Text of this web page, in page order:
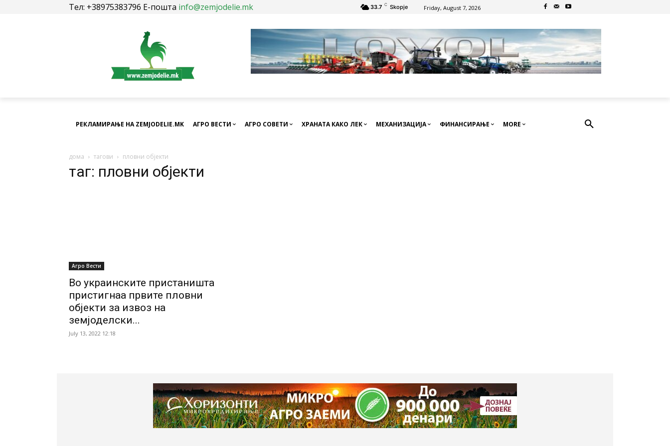
Тел: +38975383796 Е-пошта info@zemjodelie.mk 33.7 C Skopje Friday, August 7, 2026
РЕКЛАМИРАЊЕ НА ZEMJODELIE.MK АГРО ВЕСТИ АГРО СОВЕТИ ХРАНАТА КАКО ЛЕК МЕХАНИЗАЦИЈА ФИНАНСИРАЊЕ MORE
дома тагови пловни објекти
таг: пловни објекти
Агро Вести
Во украинските пристаништа
пристигнаа првите пловни
објекти за извоз на
земјоделски...
July 13, 2022 12:18